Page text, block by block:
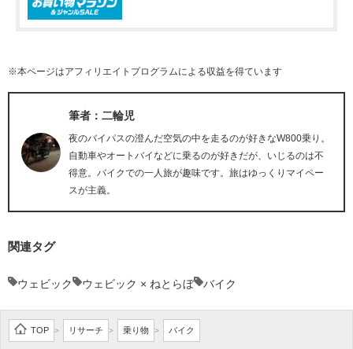
※本ページはアフィリエイトプログラムによる収益を得ています
筆者：二輪児
夜のバイパスの澄んだ空気の中を走るのが好きなW800乗り。
自動車やオートバイなどに乗るのが好きだが、いじるのは不
得意。バイクでの一人旅が趣味です。旅はゆっくりマイペー
スが主義。
関連タグ
ウェビック ウェビック × ねとらぼ バイク
TOP > リサーチ > 乗り物 > バイク